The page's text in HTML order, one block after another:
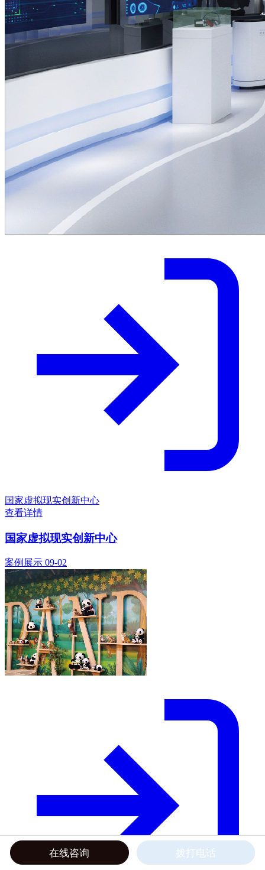
国家虚拟现实创新中心
查看详情
国家虚拟现实创新中心
案例展示 09-02
在线咨询 拨打电话